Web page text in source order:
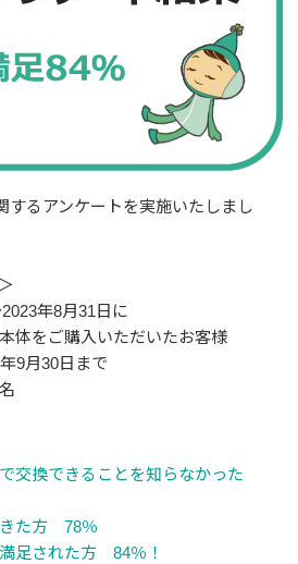
するアンケートを実施いたしまし
年8月31日に
をご購入いただいたお客様
9月30日まで
交換できることを知らなかった
きた方 78％
足された方 84％！